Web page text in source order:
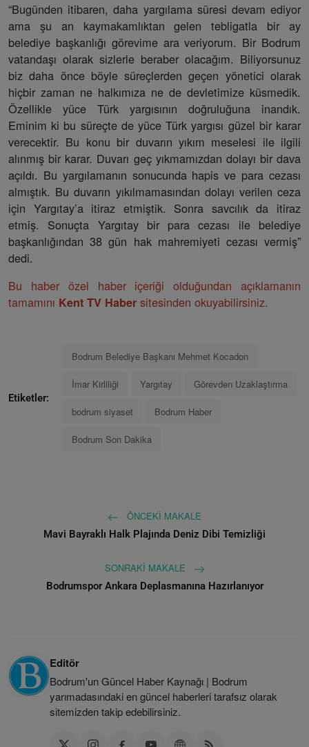
“Bugünden itibaren, daha yargılama süresi devam ediyor
ama şu an kaymakamlıktan gelen tebligatla bir ay
belediye başkanlığı görevime ara veriyorum. Bir Bodrum
vatandaşı olarak sizlerle beraber olacağım. Biliyorsunuz
biz daha önce böyle süreçlerden geçen yönetici olarak
hiçbir zaman ne halkımıza ne de devletimize küsmedik.
Özellikle yüce Türk yargısının doğruluğuna inandık.
Eminim ki bu süreçte de yüce Türk yargısı güzel bir karar
verecektir. Bu konu bir duvarın yıkım meselesi ile ilgili
alınmış bir karar. Duvarı geç yıkmamızdan dolayı bir dava
açıldı. Bu yargılamanın sonucunda hapis ve para cezası
almıştık. Bu duvarın yıkılmamasından dolayı verilen ceza
için Yargıtay’a itiraz etmiştik. Sonra savcılık da itiraz
etmiş. Sonuçta Yargıtay bir para cezası ile belediye
başkanlığından 38 gün hak mahremiyeti cezası vermiş”
dedi.
Bu haber özel haber içeriği olduğundan açıklamanın
tamamını Kent TV Haber sitesinden okuyabilirsiniz.
Etiketler:
Bodrum Belediye Başkanı Mehmet Kocadon
İmar Kirliliği Yargıtay Görevden Uzaklaştırma
bodrum siyaset Bodrum Haber
Bodrum Son Dakika
ÖNCEKI MAKALE
Mavi Bayraklı Halk Plajında Deniz Dibi Temizliği
SONRAKI MAKALE
Bodrumspor Ankara Deplasmanına Hazırlanıyor
Editör
Bodrum'un Güncel Haber Kaynağı | Bodrum
yarımadasındaki en güncel haberleri tarafsız olarak
sitemizden takip edebilirsiniz.